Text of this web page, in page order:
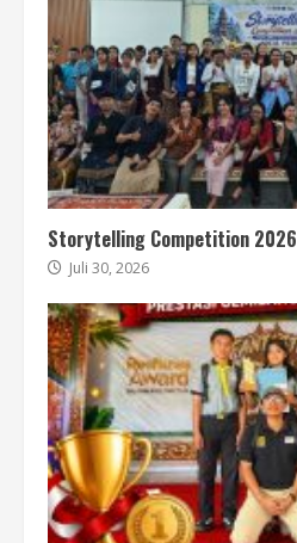
Storytelling Competition 2026
Juli 30, 2026